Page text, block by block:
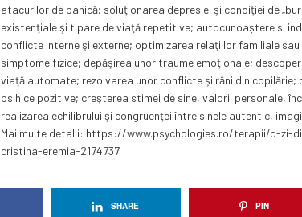
atacurilor de panică; soluţionarea depresiei şi condiţiei de
existenţiale şi tipare de viaţă repetitive; autocunoaștere si
conflicte interne şi externe; optimizarea relaţiilor familiale
simptome fizice; depăşirea unor traume emoţionale;
viaţă automate; rezolvarea unor conflicte şi răni din copilărie;
psihice pozitive; creşterea stimei de sine, valorii personale,
realizarea echilibrului şi congruenţei între sinele autentic,
Mai multe detalii: https://www.psychologies.ro/terapii/o-zi-
cristina-eremia-2174737
SHARE PIN